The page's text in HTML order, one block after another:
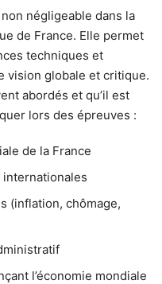
négligeable dans la
de France. Elle permet
techniques et
vision globale et critique.
abordés et qu’il est
lors des épreuves :
de la France
(inflation, chômage,
l’économie mondiale